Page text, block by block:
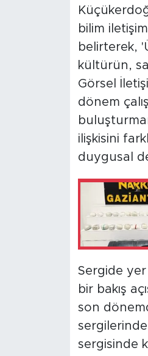
bilim
belirterek,
kültürün,
Görsel
dönem
ilişkisini
duygusal
Sergide yer
bir bakış
son
sergisinde